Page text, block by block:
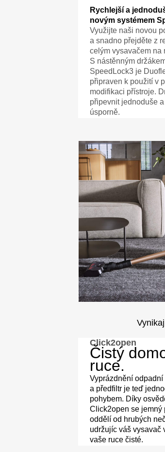
Rychlejší a
novým systémem
Využijte naši novou
a snadno přejděte z
celým vysavačem na
S nástěnným
SpeedLock3 je
připraven k použití v
modifikaci přístroje.
připevnit jednoduše
úsporně.
Click2open
Čistý
ruce.
Vyprázdnění
a předfiltr je teď
pohybem. Díky
Click2open se jemný
oddělí od hrubých
udržujíc váš vysavač
vaše ruce čisté.